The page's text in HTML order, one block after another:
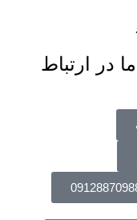
در ارتباط